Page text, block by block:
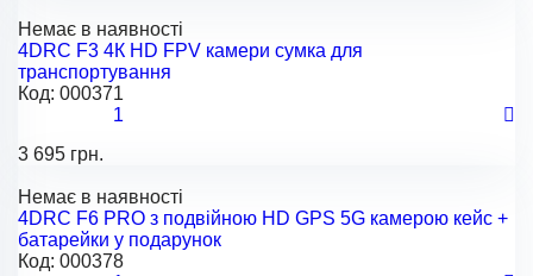
Немає в наявності
4DRC F3 4К HD FPV камери сумка для
транспортування
Код: 000371
1
3 695 грн.
Немає в наявності
4DRC F6 PRO з подвійною HD GPS 5G камерою кейс +
батарейки у подарунок
Код: 000378